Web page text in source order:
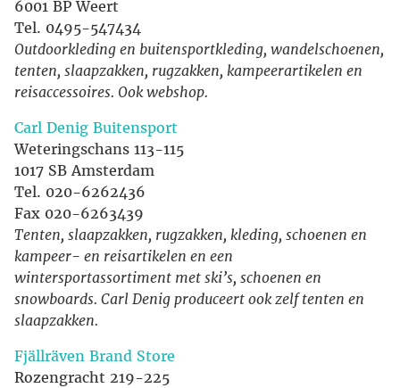
6001 BP Weert
Tel. 0495-547434
Outdoorkleding en buitensportkleding, wandelschoenen,
tenten, slaapzakken, rugzakken, kampeerartikelen en
reisaccessoires. Ook webshop.
Carl Denig Buitensport
Weteringschans 113-115
1017 SB Amsterdam
Tel. 020-6262436
Fax 020-6263439
Tenten, slaapzakken, rugzakken, kleding, schoenen en
kampeer- en reisartikelen en een
wintersportassortiment met ski’s, schoenen en
snowboards. Carl Denig produceert ook zelf tenten en
slaapzakken.
Fjällräven Brand Store
Rozengracht 219-225